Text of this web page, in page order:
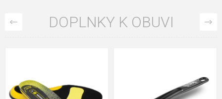
DOPLNKY K OBUVI